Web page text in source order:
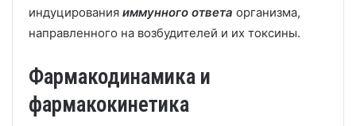
индуцирования иммунного ответа организма,
направленного на возбудителей и их токсины.
Фармакодинамика и
фармакокинетика